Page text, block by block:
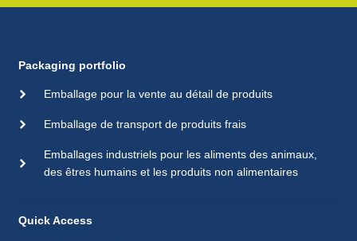
Packaging portfolio
Emballage pour la vente au détail de produits
Emballage de transport de produits frais
Emballages industriels pour les aliments des animaux,
des êtres humains et les produits non alimentaires
Quick Access